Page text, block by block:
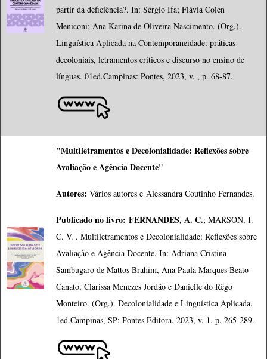
partir da deficiência?. In: Sérgio Ifa; Flávia Colen
Meniconi; Ana Karina de Oliveira Nascimento. (Org.).
Linguística Aplicada na Contemporaneidade: práticas
decoloniais, letramentos críticos e discurso no ensino de
línguas. 01ed.Campinas: Pontes, 2023, v. , p. 68-87.
"Multiletramentos e Decolonialidade: Reflexões sobre
Avaliação e Agência Docente"
Autores: Vários autores e Alessandra Coutinho Fernandes.
Publicado no livro: FERNANDES, A. C.; MARSON, I.
C. V. . Multiletramentos e Decolonialidade: Reflexões sobre
Avaliação e Agência Docente. In: Adriana Cristina
Sambugaro de Mattos Brahim, Ana Paula Marques Beato-
Canato, Clarissa Menezes Jordão e Danielle do Rêgo
Monteiro. (Org.). Decolonialidade e Linguística Aplicada.
1ed.Campinas, SP: Pontes Editora, 2023, v. 1, p. 265-289.